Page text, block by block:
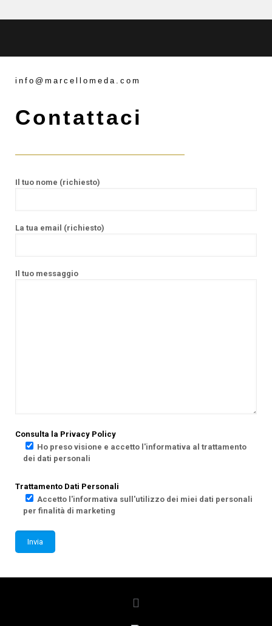
info@marcellomeda.com
Contattaci
Il tuo nome (richiesto)
La tua email (richiesto)
Il tuo messaggio
Consulta la Privacy Policy
Ho preso visione e accetto l'informativa al trattamento
dei dati personali
Trattamento Dati Personali
Accetto l'informativa sull'utilizzo dei miei dati personali
per finalità di marketing